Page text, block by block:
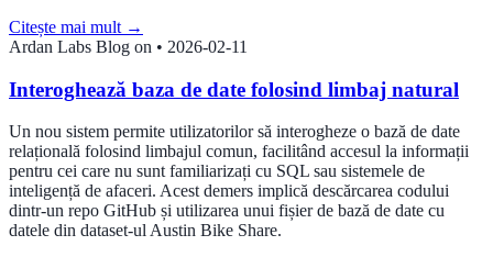
Citește mai mult →
Ardan Labs Blog on • 2026-02-11
Interoghează baza de date folosind limbaj natural
Un nou sistem permite utilizatorilor să interogheze o bază de date
relațională folosind limbajul comun, facilitând accesul la informații
pentru cei care nu sunt familiarizați cu SQL sau sistemele de
inteligență de afaceri. Acest demers implică descărcarea codului
dintr-un repo GitHub și utilizarea unui fișier de bază de date cu
datele din dataset-ul Austin Bike Share.